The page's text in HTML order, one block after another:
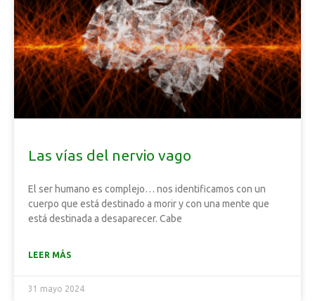
Las vías del nervio vago
El ser humano es complejo… nos identificamos con un
cuerpo que está destinado a morir y con una mente que
está destinada a desaparecer. Cabe
LEER MÁS
31 mayo 2024